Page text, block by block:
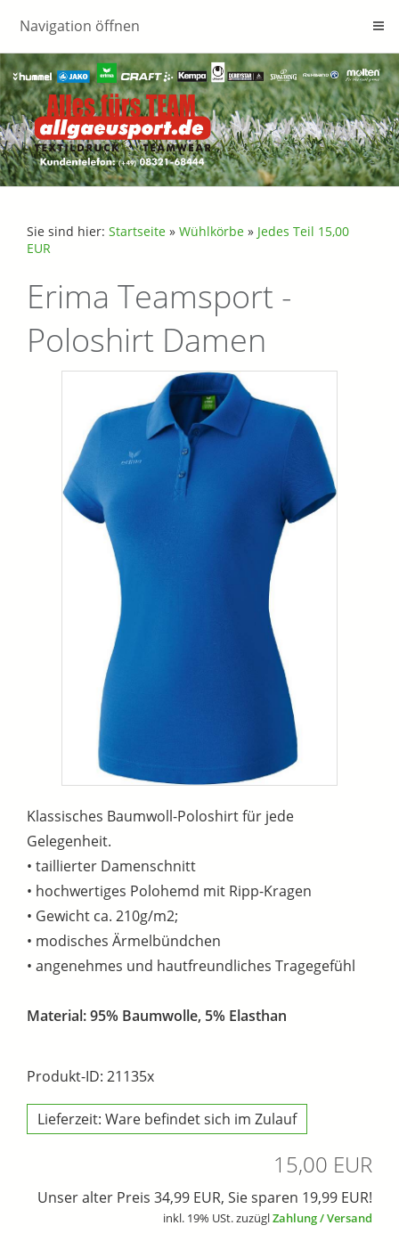
Navigation öffnen
Sie sind hier: Startseite » Wühlkörbe » Jedes Teil 15,00
EUR
Erima Teamsport -
Poloshirt Damen
Klassisches Baumwoll-Poloshirt für jede
Gelegenheit.
• taillierter Damenschnitt
• hochwertiges Polohemd mit Ripp-Kragen
• Gewicht ca. 210g/m2;
• modisches Ärmelbündchen
• angenehmes und hautfreundliches Tragegefühl
Material: 95% Baumwolle, 5% Elasthan
Produkt-ID: 21135x
Lieferzeit: Ware befindet sich im Zulauf
15,00 EUR
Unser alter Preis 34,99 EUR, Sie sparen 19,99 EUR!
inkl. 19% USt. zuzüglZahlung / Versand